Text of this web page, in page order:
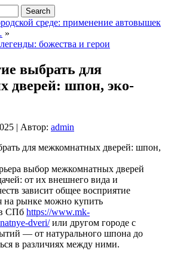
среде: применение автовышек
»
божества и герои
выбрать для
дверей: шпон, эко-
| Автор: admin
выбор межкомнатных дверей
от их внешнего вида и
зависит общее восприятие
на рынке можно купить
СПб https://www.mk-
dveri/или другом городе с
— от натурального шпона до
в различиях между ними.